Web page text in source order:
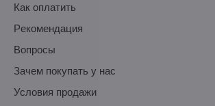
Как оплатить
Pекомендация
Вопросы
Зачем покупать у нас
Условия продажи